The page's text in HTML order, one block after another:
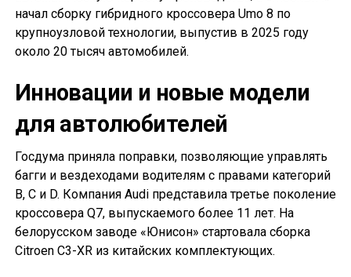
начал сборку гибридного кроссовера Umo 8 по
крупноузловой технологии, выпустив в 2025 году
около 20 тысяч автомобилей.
Инновации и новые модели
для автолюбителей
Госдума приняла поправки, позволяющие управлять
багги и вездеходами водителям с правами категорий
B, C и D. Компания Audi представила третье поколение
кроссовера Q7, выпускаемого более 11 лет. На
белорусском заводе «Юнисон» стартовала сборка
Citroen C3-XR из китайских комплектующих.